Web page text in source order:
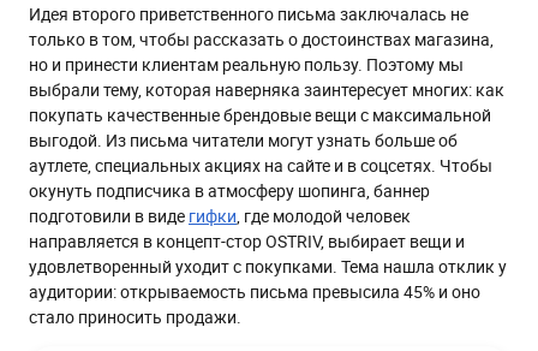
Идея второго приветственного письма заключалась не
только в том, чтобы рассказать о достоинствах магазина,
но и принести клиентам реальную пользу. Поэтому мы
выбрали тему, которая наверняка заинтересует многих: как
покупать качественные брендовые вещи с максимальной
выгодой. Из письма читатели могут узнать больше об
аутлете, специальных акциях на сайте и в соцсетях. Чтобы
окунуть подписчика в атмосферу шопинга, баннер
подготовили в виде гифки , где молодой человек
направляется в концепт-стор OSTRIV, выбирает вещи и
удовлетворенный уходит с покупками. Тема нашла отклик у
аудитории: открываемость письма превысила 45% и оно
стало приносить продажи.